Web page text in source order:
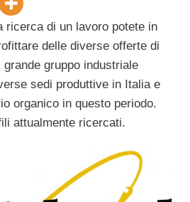
ricerca di un lavoro potete in
delle diverse offerte di
gruppo industriale
sedi produttive in Italia e
organico in questo periodo.
attualmente ricercati.